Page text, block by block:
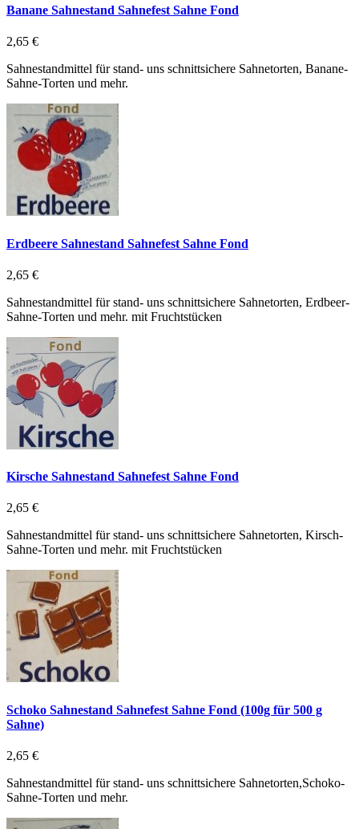
Banane Sahnestand Sahnefest Sahne Fond
2,65 €
Sahnestandmittel für stand- uns schnittsichere Sahnetorten, Banane-
Sahne-Torten und mehr.
Erdbeere Sahnestand Sahnefest Sahne Fond
2,65 €
Sahnestandmittel für stand- uns schnittsichere Sahnetorten, Erdbeer-
Sahne-Torten und mehr. mit Fruchtstücken
Kirsche Sahnestand Sahnefest Sahne Fond
2,65 €
Sahnestandmittel für stand- uns schnittsichere Sahnetorten, Kirsch-
Sahne-Torten und mehr. mit Fruchtstücken
Schoko Sahnestand Sahnefest Sahne Fond (100g für 500 g
Sahne)
2,65 €
Sahnestandmittel für stand- uns schnittsichere Sahnetorten,Schoko-
Sahne-Torten und mehr.